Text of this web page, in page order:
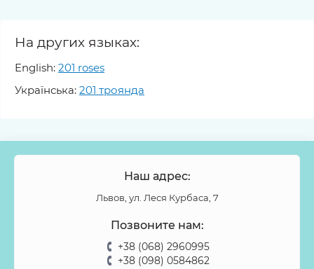
На других языках:
English: 201 roses
Українська: 201 троянда
Наш адрес:
Львов, ул. Леся Курбаса, 7
Позвоните нам:
+38 (068) 2960995
+38 (098) 0584862